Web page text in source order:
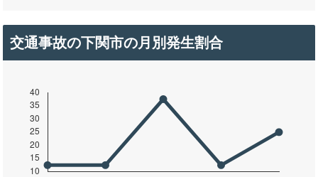
交通事故の下関市の月別発生割合